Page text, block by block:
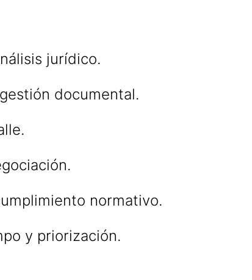
jurídico.
documental.
normativo.
y priorización.